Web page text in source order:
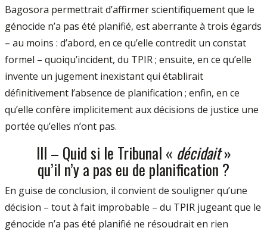
Bagosora permettrait d’affirmer scientifiquement que le
génocide n’a pas été planifié, est aberrante à trois égards
– au moins : d’abord, en ce qu’elle contredit un constat
formel – quoiqu’incident, du TPIR ; ensuite, en ce qu’elle
invente un jugement inexistant qui établirait
définitivement l’absence de planification ; enfin, en ce
qu’elle confère implicitement aux décisions de justice une
portée qu’elles n’ont pas.
III – Quid si le Tribunal « décidait»
qu’il n’y a pas eu de planification ?
En guise de conclusion, il convient de souligner qu’une
décision – tout à fait improbable – du TPIR jugeant que le
génocide n’a pas été planifié ne résoudrait en rien